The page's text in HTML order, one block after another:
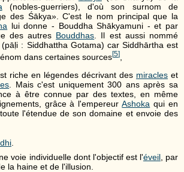
(nobles-guerriers), d'où son surnom de
des Śākya». C'est le nom principal que la
lui donne - Bouddha Shākyamuni - et par
des autres Bouddhas . Il est aussi nommé
: Siddhattha Gotama) car Siddhārtha est
dans certaines sources[5]
riche en légendes décrivant des miracles et
. Mais c'est uniquement 300 ans après sa
à être connue par des textes, en même
grâce à l'empereurAshoka qui en
l'étendue de son domaine et envoie des
voie individuelle dont l'objectif est l'éveil, par
la haine et de l'illusion.